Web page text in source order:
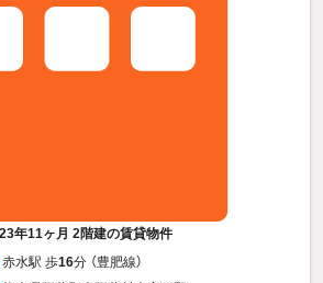
年11ヶ月 2階建の賃貸物件
赤水駅 歩16分 （豊肥線）